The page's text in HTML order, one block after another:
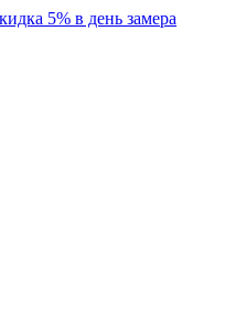
5% в день замера